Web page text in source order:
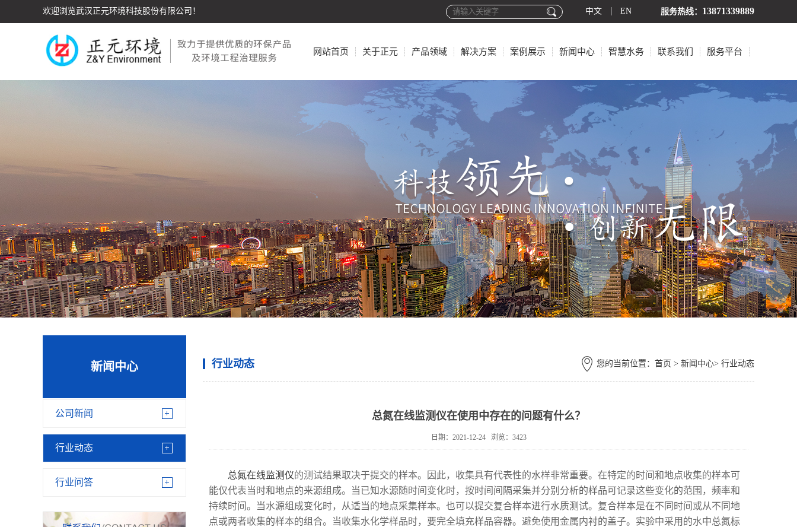
欢迎浏览武汉正元环境科技股份有限公司！ 中文 EN 服务热线： 13871339889
网站首页 关于正元 产品领域 解决方案 案例展示 新闻中心 智慧水务 联系我们 服务平台
新闻中心
公司新闻
行业动态
行业问答
行业动态 您的当前位置： 首页 > 新闻中心> 行业动态
总氮在线监测仪在使用中存在的问题有什么？
日期：2021-12-24 浏览：3423
总氮在线监测仪的测试结果取决于提交的样本。因此，收集具有代表性的水样非常重要。在特定的时间和地点收集的样本可
能仅代表当时和地点的来源组成。当已知水源随时间变化时，按时间间隔采集并分别分析的样品可记录这些变化的范围，频率和
持续时间。当水源组成变化时，从适当的地点采集样本。也可以提交复合样本进行水质测试。复合样本是在不同时间或从不同地
点或两者收集的样本的组合。当收集水化学样品时，要完全填充样品容器。避免使用金属内衬的盖子。实验中采用的水中总氮标